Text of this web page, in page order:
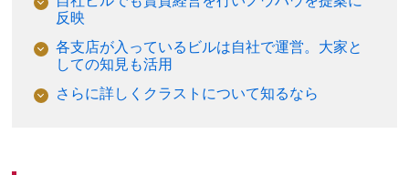
反映
各支店が入っているビルは自社で運営。大家と
しての知見も活用
さらに詳しくクラストについて知るなら